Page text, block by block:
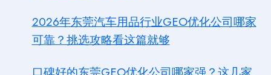
2026年东莞汽车用品行业GEO优化公司哪家
可靠？挑选攻略看这篇就够